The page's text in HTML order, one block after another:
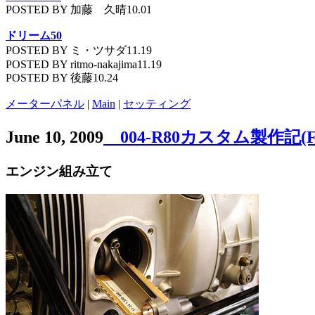
POSTED BY 加藤 久晴10.01
ドリーム50
POSTED BY ミ・ツサダ11.19
POSTED BY ritmo-nakajima11.19
POSTED BY 後藤10.24
メーターパネル | Main | セッティング
June 10, 2009 004-R80カスタム製作記
エンジン組み立て